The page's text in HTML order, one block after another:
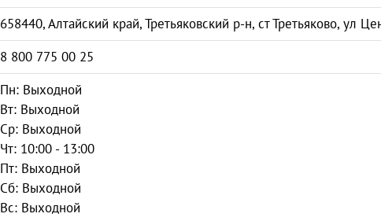
658440, Алтайский край, Третьяковский р-н, ст Третьяково, ул
8 800 775 00 25
Пн: Выходной
Вт: Выходной
Ср: Выходной
Чт: 10:00 - 13:00
Пт: Выходной
Сб: Выходной
Вс: Выходной